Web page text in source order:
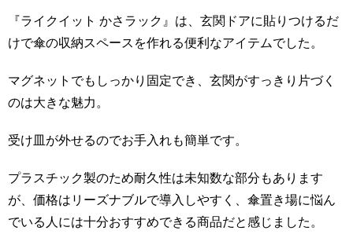
『ライクイット かさラック』は、玄関ドアに貼りつけるだ
けで傘の収納スペースを作れる便利なアイテムでした。
マグネットでもしっかり固定でき、玄関がすっきり片づく
のは大きな魅力。
受け皿が外せるのでお手入れも簡単です。
プラスチック製のため耐久性は未知数な部分もあります
が、価格はリーズナブルで導入しやすく、傘置き場に悩ん
でいる人には十分おすすめできる商品だと感じました。